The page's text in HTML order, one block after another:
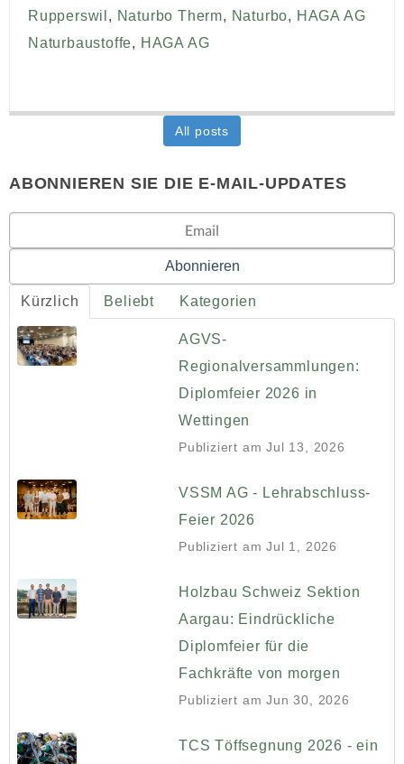
Rupperswil , Naturbo Therm, Naturbo, HAGA AG
Naturbaustoffe, HAGA AG
All posts
ABONNIEREN SIE DIE E-MAIL-UPDATES
Kürzlich Beliebt Kategorien
AGVS-
Regionalversammlungen:
Diplomfeier 2026 in
Wettingen
Publiziert am Jul 13, 2026
VSSM AG - Lehrabschluss-
Feier 2026
Publiziert am Jul 1, 2026
Holzbau Schweiz Sektion
Aargau: Eindrückliche
Diplomfeier für die
Fachkräfte von morgen
Publiziert am Jun 30, 2026
TCS Töffsegnung 2026 - ein